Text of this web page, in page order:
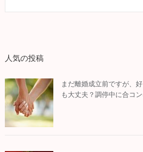
人気の投稿
まだ離婚成立前ですが、
も大丈夫？調停中に合コ